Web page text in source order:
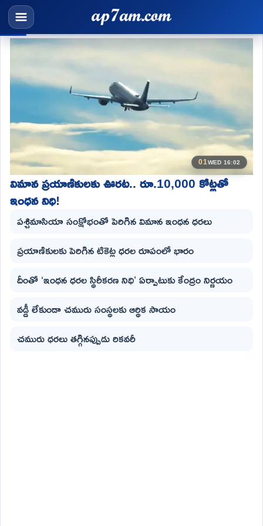
01WED 16:02
విమాన ప్రయాణికులకు ఊరట.. రూ.10,000 కోట్లతో
ఇంధన నిధి!
పశ్చిమాసియా సంక్షోభంతో పెరిగిన విమాన ఇంధన ధరలు
ప్రయాణికులకు పెరిగిన టికెట్ల ధరల రూపంలో భారం
దీంతో ‘ఇంధన ధరల స్థిరీకరణ నిధి’ ఏర్పాటుకు కేంద్రం నిర్ణయం
వడ్డీ లేకుండా చమురు సంస్థలకు ఆర్థిక సాయం
చమురు ధరలు తగ్గినప్పుడు రికవరీ